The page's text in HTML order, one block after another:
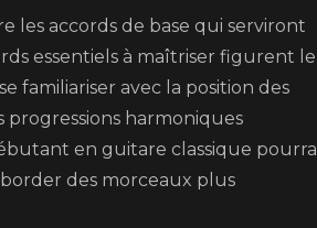
les accords de base qui serviront
essentiels à maîtriser figurent le
familiariser avec la position des
harmoniques
en guitare classique pourra
des morceaux plus